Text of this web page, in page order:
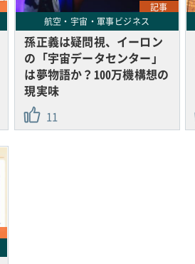
記事
航空・宇宙・軍事ビジネス
孫正義は疑問視、イーロン
の「宇宙データセンター」
は夢物語か？100万機構想の
現実味
11